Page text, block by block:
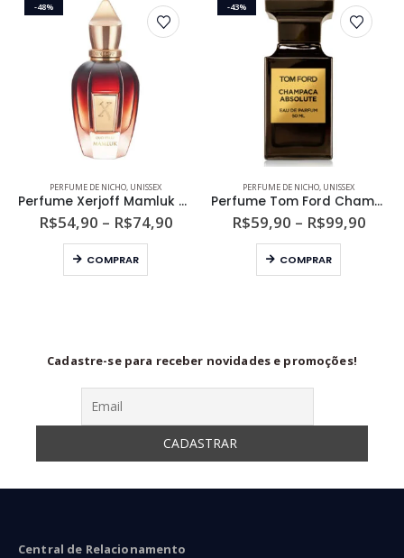
-48%
Este produto tem várias variantes. As opções podem ser escolhidas na página do produto
PERFUME DE NICHO, UNISSEX
Perfume Xerjoff Mamluk Unissex Eau de Parfum
R$54,90 – R$74,90Faixa
COMPRAR
Este produto tem várias variantes. As opções podem ser escolhidas na página do produto
-43%
Este produto tem várias variantes. As opções podem ser escolhidas na página do produto
PERFUME DE NICHO, UNISSEX
Perfume Tom Ford Champaca Absolute Unissex Eau de Parfum
R$59,90 – R$99,90Faixa
COMPRAR
Este produto tem várias variantes. As opções podem ser escolhidas na página do produto
Cadastre-se para receber novidades e promoções!
Central de Relacionamento